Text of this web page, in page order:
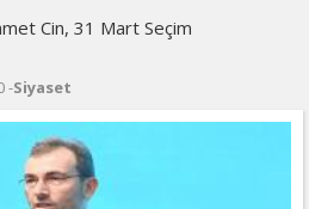
Cin, 31 Mart Seçim
-Siyaset